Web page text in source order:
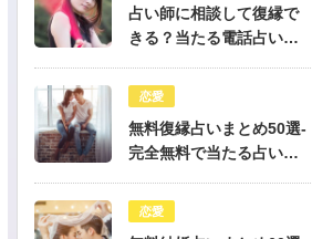
占い師に相談して復縁で
きる？当たる電話占い先
恋愛
無料復縁占いまとめ50選-
完全無料で当たる占いだ
恋愛